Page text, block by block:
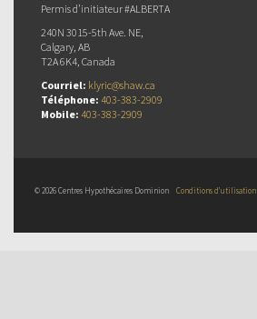
Permis d’initiateur #ALBERTA
240N 3015-5th Ave. NE,
Calgary, AB
T2A 6K4, Canada
Courriel: klyric@shaw.ca
Téléphone: 403-383-2909
Mobile: 403-383-2909
© 2026 Centres Hypothécaires Dominion Conditions d’utilisation